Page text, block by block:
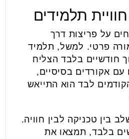
חוויית תלמידים
על פריצות דרך
פרטי. למשל, תלמיד
חודשיים בלבד הצליח
עם אקורדים בסיסיים,
לבד הוא התייאש
בין טכניקה לבין חוויה.
בלבד, תמצאו את